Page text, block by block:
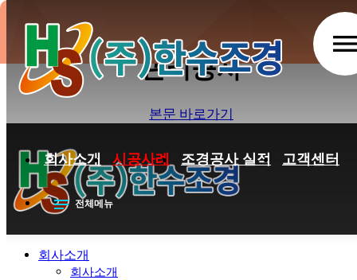
녹지대 유지관리 제초 (2) > 유
관리공사
본문 바로가기
회사소개 시공사례 조경공사 실적 고객센터
notes 전체메뉴
회사소개
회사소개